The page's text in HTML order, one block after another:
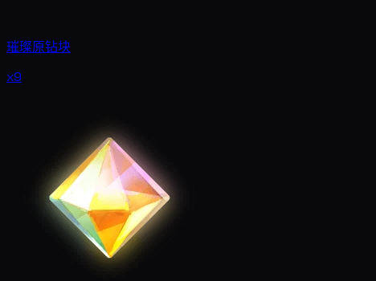
璀璨原钻块
x9